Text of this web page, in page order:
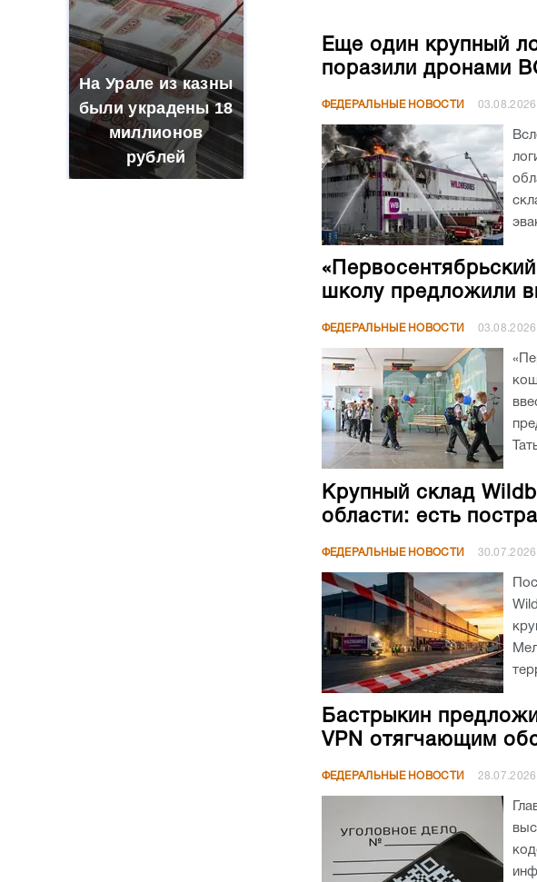
миллионов
рублей
школу предложили
ФЕДЕРАЛЬНЫЕ НОВОСТИ 03.08.2026
Крупный склад
области: есть
ФЕДЕРАЛЬНЫЕ НОВОСТИ 30.07.2026
Бастрыкин
VPN отягчающим
ФЕДЕРАЛЬНЫЕ НОВОСТИ 28.07.2026
Путин призвал